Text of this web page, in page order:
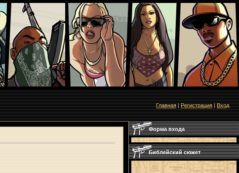
Главная|Регистрация|Вход
Форма входа
Библейский сюжет